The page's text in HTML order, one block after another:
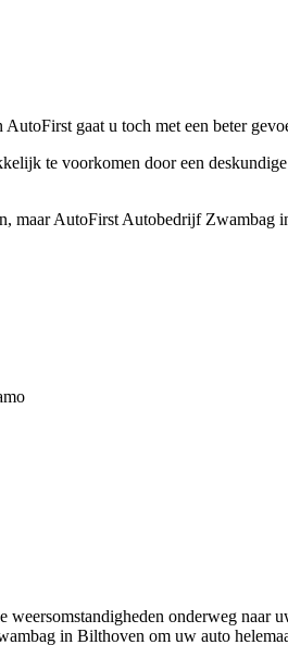
gaat u toch met een beter
te voorkomen door een
maar AutoFirst Autobedrijf
onderweg naar
in Bilthoven om uw auto